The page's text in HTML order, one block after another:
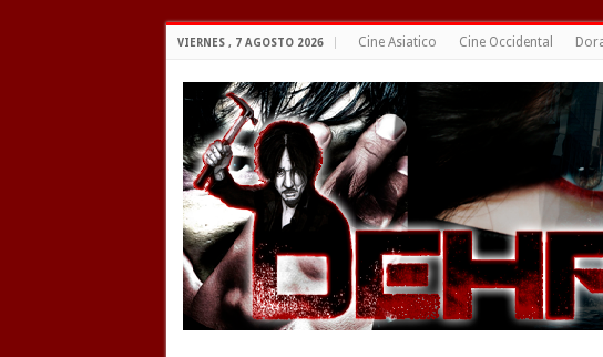
VIERNES , 7 AGOSTO 2026 Cine Asiatico Cine Occidental